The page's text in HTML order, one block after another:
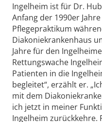
Ingelheim ist für Dr.
Anfang der 1990er
Pflegepraktikum
Diakoniekrankenhaus
Jahre für den
Rettungswache
Patienten in die
begleitet“, erzählt er.
mit dem
ich jetzt in meiner
Ingelheim zurückkehre.